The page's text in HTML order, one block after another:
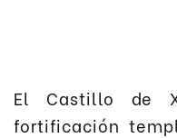
El Castillo de
fortificación